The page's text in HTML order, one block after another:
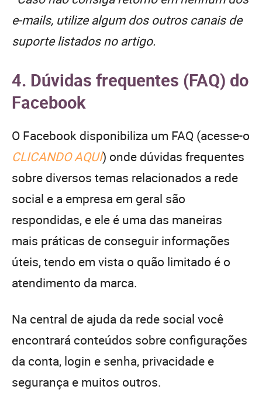
e-mails, utilize algum dos outros canais de
suporte listados no artigo.
4. Dúvidas frequentes (FAQ) do
Facebook
O Facebook disponibiliza um FAQ (acesse-o
CLICANDO AQUI) onde dúvidas frequentes
sobre diversos temas relacionados a rede
social e a empresa em geral são
respondidas, e ele é uma das maneiras
mais práticas de conseguir informações
úteis, tendo em vista o quão limitado é o
atendimento da marca.
Na central de ajuda da rede social você
encontrará conteúdos sobre configurações
da conta, login e senha, privacidade e
segurança e muitos outros.